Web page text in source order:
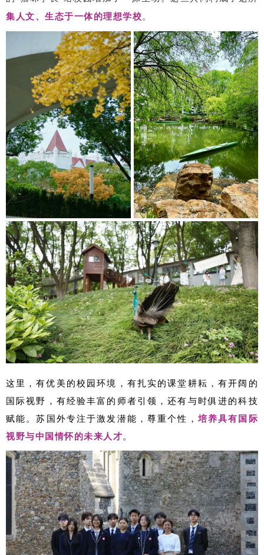
集人文、生态于一体的理想学校。
这里，有优美的校园环境，有扎实的课堂耕耘，有开阔的
国际视野，有经验丰富的师者引领，还有与时俱进的科技
赋能。苏国外专注于激发潜能，尊重个性，培养具有国际
视野与中国情怀的未来人才。‍